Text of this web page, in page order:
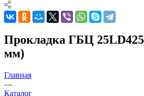
Прокладка ГБЦ
мм)
Главная
—
Каталог